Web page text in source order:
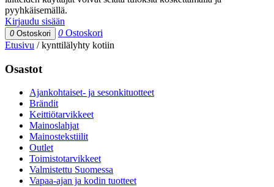
pyyhkäisemällä.
Kirjaudu sisään
0 Ostoskori 0 Ostoskori
Etusivu /kynttilälyhty kotiin
Osastot
Ajankohtaiset- ja sesonkituotteet
Brändit
Keittiötarvikkeet
Mainoslahjat
Mainostekstiilit
Outlet
Toimistotarvikkeet
Valmistettu Suomessa
Vapaa-ajan ja kodin tuotteet